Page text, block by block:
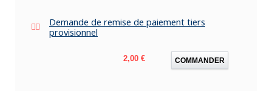
Demande de remise de paiement tiers
provisionnel
Prix
2,00 € COMMANDER